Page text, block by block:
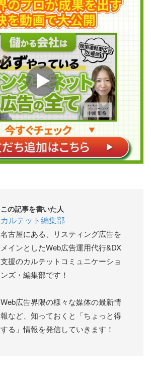
この記事を書いた人
カルテット編集部
名古屋にある、リスティング広告を
メインとしたWeb広告運用代行&DX
支援のカルテットコミュニケーショ
ンズ・編集部です！
Web広告界隈の様々な媒体の最新情
報など、知っておくと「ちょっと得
する」情報を発信していきます！